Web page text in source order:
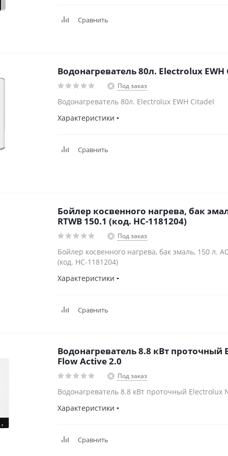
Сравнить
Водонагреватель 80л. Electrolux EWH
Под заказ
Водонагреватель 80л. Electrolux EWH Citadel
Характеристики
Сравнить
Бойлер косвенного нагрева, бак
RTWB 150.1 (код. НС-1181204)
Под заказ
Бойлер косвенного нагрева, бак эмаль, 150 л.
(код. НС-1181204)
Характеристики
Сравнить
Водонагреватель 8.8 кВт проточный
Flow Active 2.0
Под заказ
Водонагреватель 8.8 кВт проточный Electrolux
Характеристики
Сравнить